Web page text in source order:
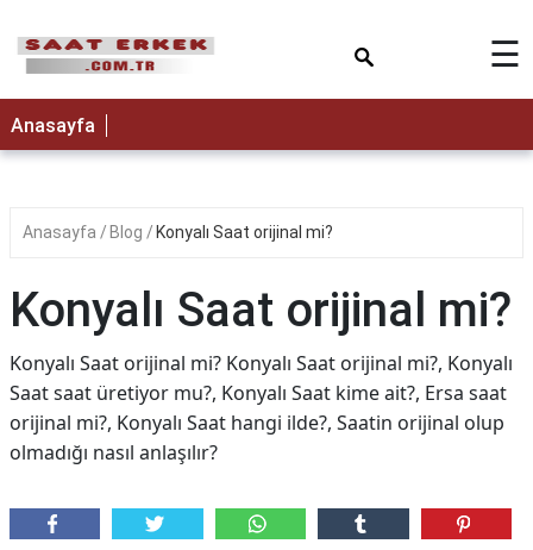
☰
Anasayfa
Anasayfa Blog Konyalı Saat orijinal mi?
Konyalı Saat orijinal mi?
Konyalı Saat orijinal mi? Konyalı Saat orijinal mi?, Konyalı
Saat saat üretiyor mu?, Konyalı Saat kime ait?, Ersa saat
orijinal mi?, Konyalı Saat hangi ilde?, Saatin orijinal olup
olmadığı nasıl anlaşılır?